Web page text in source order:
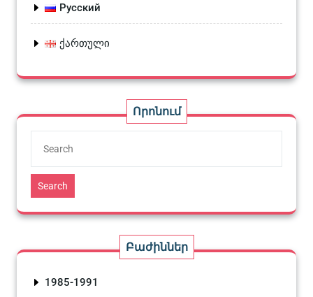
Русский
ქართული
Որոնում
Search
Բաժիններ
1985-1991